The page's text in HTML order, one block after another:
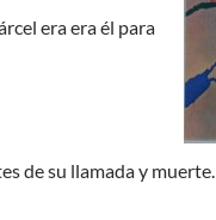
era era él para
de su llamada y muerte.